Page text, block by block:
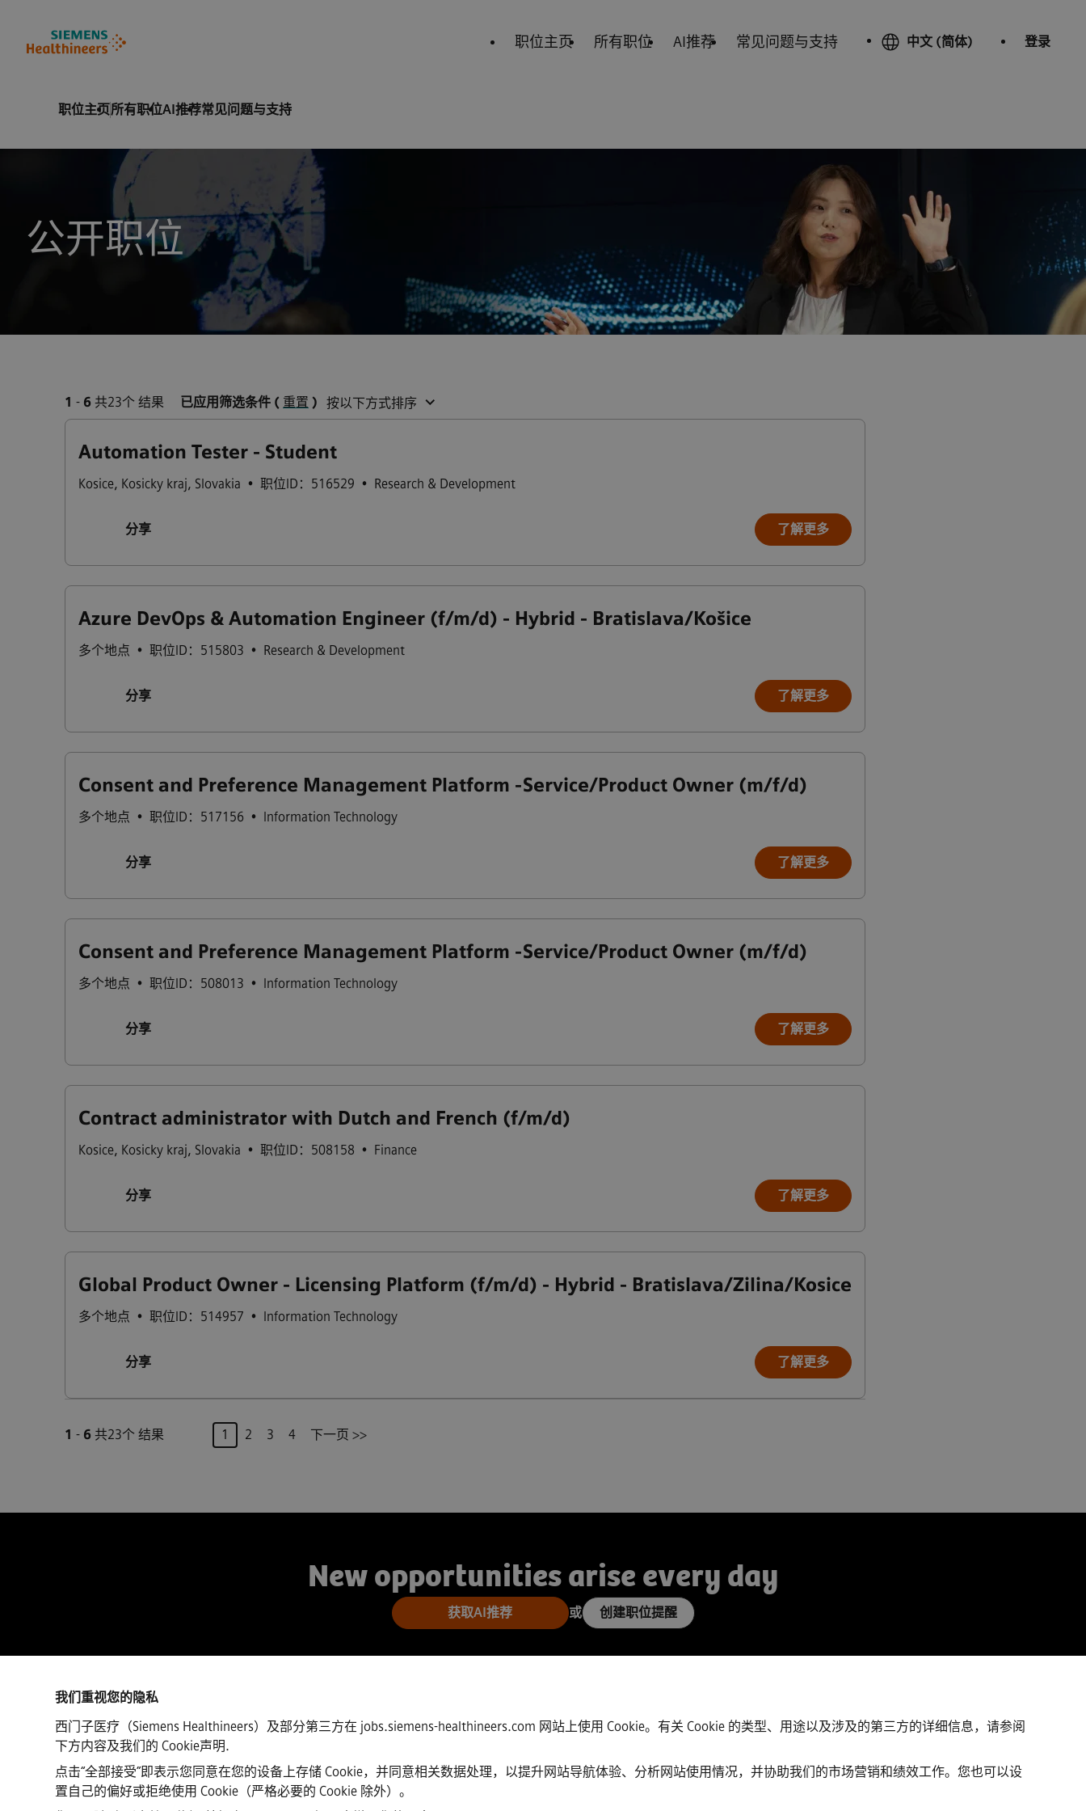
我们重视您的隐私
西门子医疗（Siemens Healthineers）及部分第三方在 jobs.siemens-healthineers.com 网站上使用 Cookie。有关 Cookie 的类型、用途以及涉及的第三方的详细信息，请参阅
下方内容及我们的 Cookie声明.
点击“全部接受”即表示您同意在您的设备上存储 Cookie，并同意相关数据处理，以提升网站导航体验、分析网站使用情况，并协助我们的市场营销和绩效工作。您也可以设
置自己的偏好或拒绝使用 Cookie（严格必要的 Cookie 除外）。
职位主页 所有职位 AI推荐 常见问题与支持 中文 (简体) 登录
职位主页所有职位AI推荐常见问题与支持
公开职位
1 - 6 共23个 结果 已应用筛选条件 ( 重置 ) 按以下方式排序
Automation Tester - Student
Kosice, Kosicky kraj, Slovakia • 职位ID：516529 • Research & Development
分享 了解更多
Azure DevOps & Automation Engineer (f/m/d) - Hybrid - Bratislava/Košice
多个地点 • 职位ID：515803 • Research & Development
分享 了解更多
Consent and Preference Management Platform -Service/Product Owner (m/f/d)
多个地点 • 职位ID：517156 • Information Technology
分享 了解更多
Consent and Preference Management Platform -Service/Product Owner (m/f/d)
多个地点 • 职位ID：508013 • Information Technology
分享 了解更多
Contract administrator with Dutch and French (f/m/d)
Kosice, Kosicky kraj, Slovakia • 职位ID：508158 • Finance
分享 了解更多
Global Product Owner - Licensing Platform (f/m/d) - Hybrid - Bratislava/Zilina/Kosice
多个地点 • 职位ID：514957 • Information Technology
分享 了解更多
1 - 6 共23个 结果 页1 2 3 4 下一页 >>
New opportunities arise every day
获取AI推荐 或 创建职位提醒
网络服务提供商/连接速度